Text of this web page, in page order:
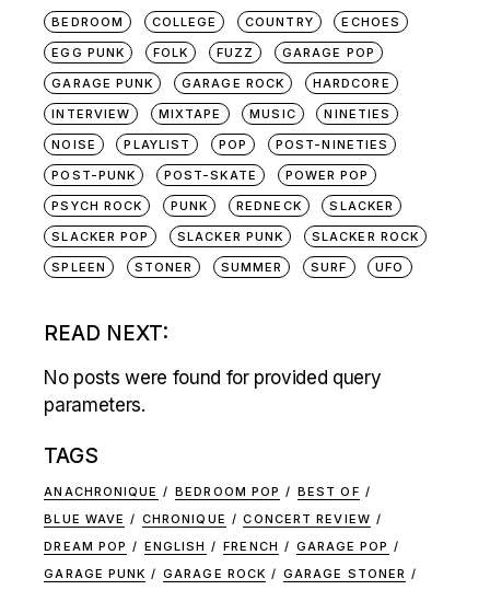
BEDROOM COLLEGE COUNTRY
ECHOES
EGG PUNK
FOLK FUZZ
GARAGE POP
GARAGE PUNK
GARAGE ROCK
HARDCORE
INTERVIEW
MIXTAPE MUSIC
NINETIES
NOISE
PLAYLIST POP
POST-NINETIES
POST-PUNK
POST-SKATE
POWER POP
PSYCH ROCK
PUNK REDNECK
SLACKER
SLACKER POP
SLACKER PUNK
SLACKER ROCK
SPLEEN
STONER SUMMER SURF UFO
READ NEXT:
No posts were found for provided query
parameters.
TAGS
ANACHRONIQUE BEDROOM POP
BEST OF
BLUE WAVE
CHRONIQUE
CONCERT REVIEW
DREAM POP
ENGLISH FRENCH
GARAGE POP
GARAGE PUNK
GARAGE ROCK
GARAGE STONER